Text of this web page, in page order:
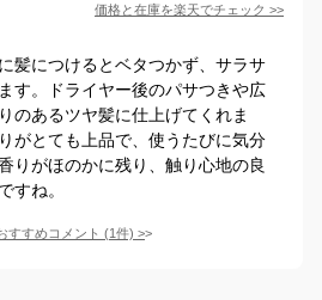
価格と在庫を楽天でチェック >>
髪につけるとベタつかず、サラサ
す。ドライヤー後のパサつきや広
のあるツヤ髪に仕上げてくれま
がとても上品で、使うたびに気分
りがほのかに残り、触り心地の良
すね。
すすめコメント (1件) >